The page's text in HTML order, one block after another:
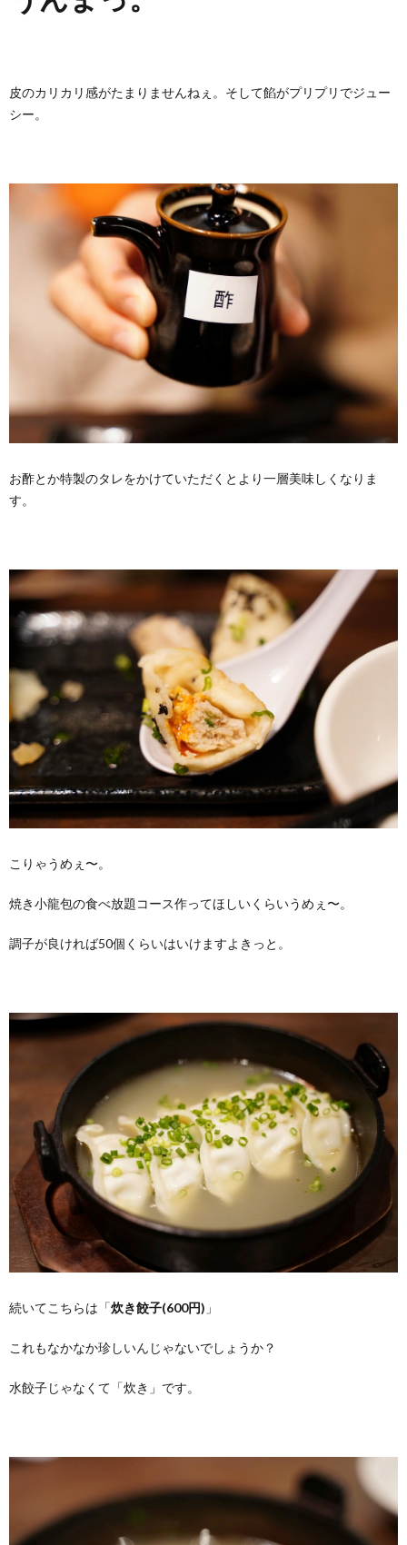
皮のカリカリ感がたまりませんねぇ。そして餡がプリプリでジュー
シー。
お酢とか特製のタレをかけていただくとより一層美味しくなりま
す。
こりゃうめぇ〜。
焼き小龍包の食べ放題コース作ってほしいくらいうめぇ〜。
調子が良ければ50個くらいはいけますよきっと。
続いてこちらは「炊き餃子(600円) 」
これもなかなか珍しいんじゃないでしょうか？
水餃子じゃなくて「炊き」です。